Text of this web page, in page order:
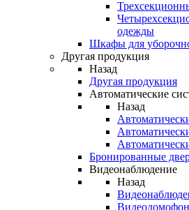
одежды
Шкафы для
Другая продукция
Назад
Другая продукция
Автоматические
Назад
Бронированные
Видеонаблюдение
Назад